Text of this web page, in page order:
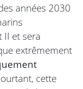
années 2030
II et sera
extrêmement
cette